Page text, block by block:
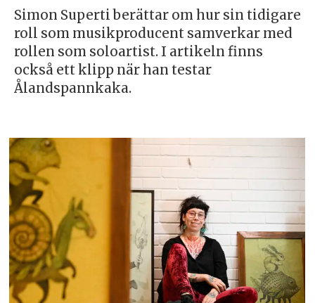
Simon Superti berättar om hur sin tidigare
roll som musikproducent samverkar med
rollen som soloartist. I artikeln finns
också ett klipp när han testar
Ålandspannkaka.